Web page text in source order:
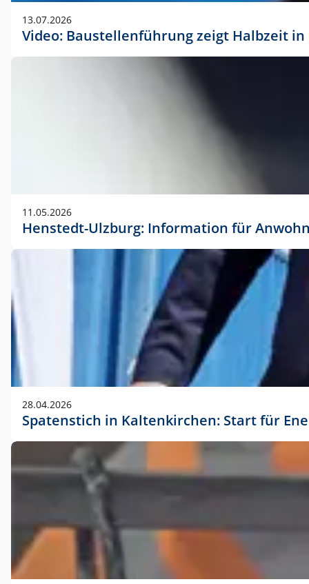
13.07.2026
Video: Baustellenführung zeigt Halbzeit
11.05.2026
Henstedt-Ulzburg: Information für
28.04.2026
Spatenstich in Kaltenkirchen: Start für